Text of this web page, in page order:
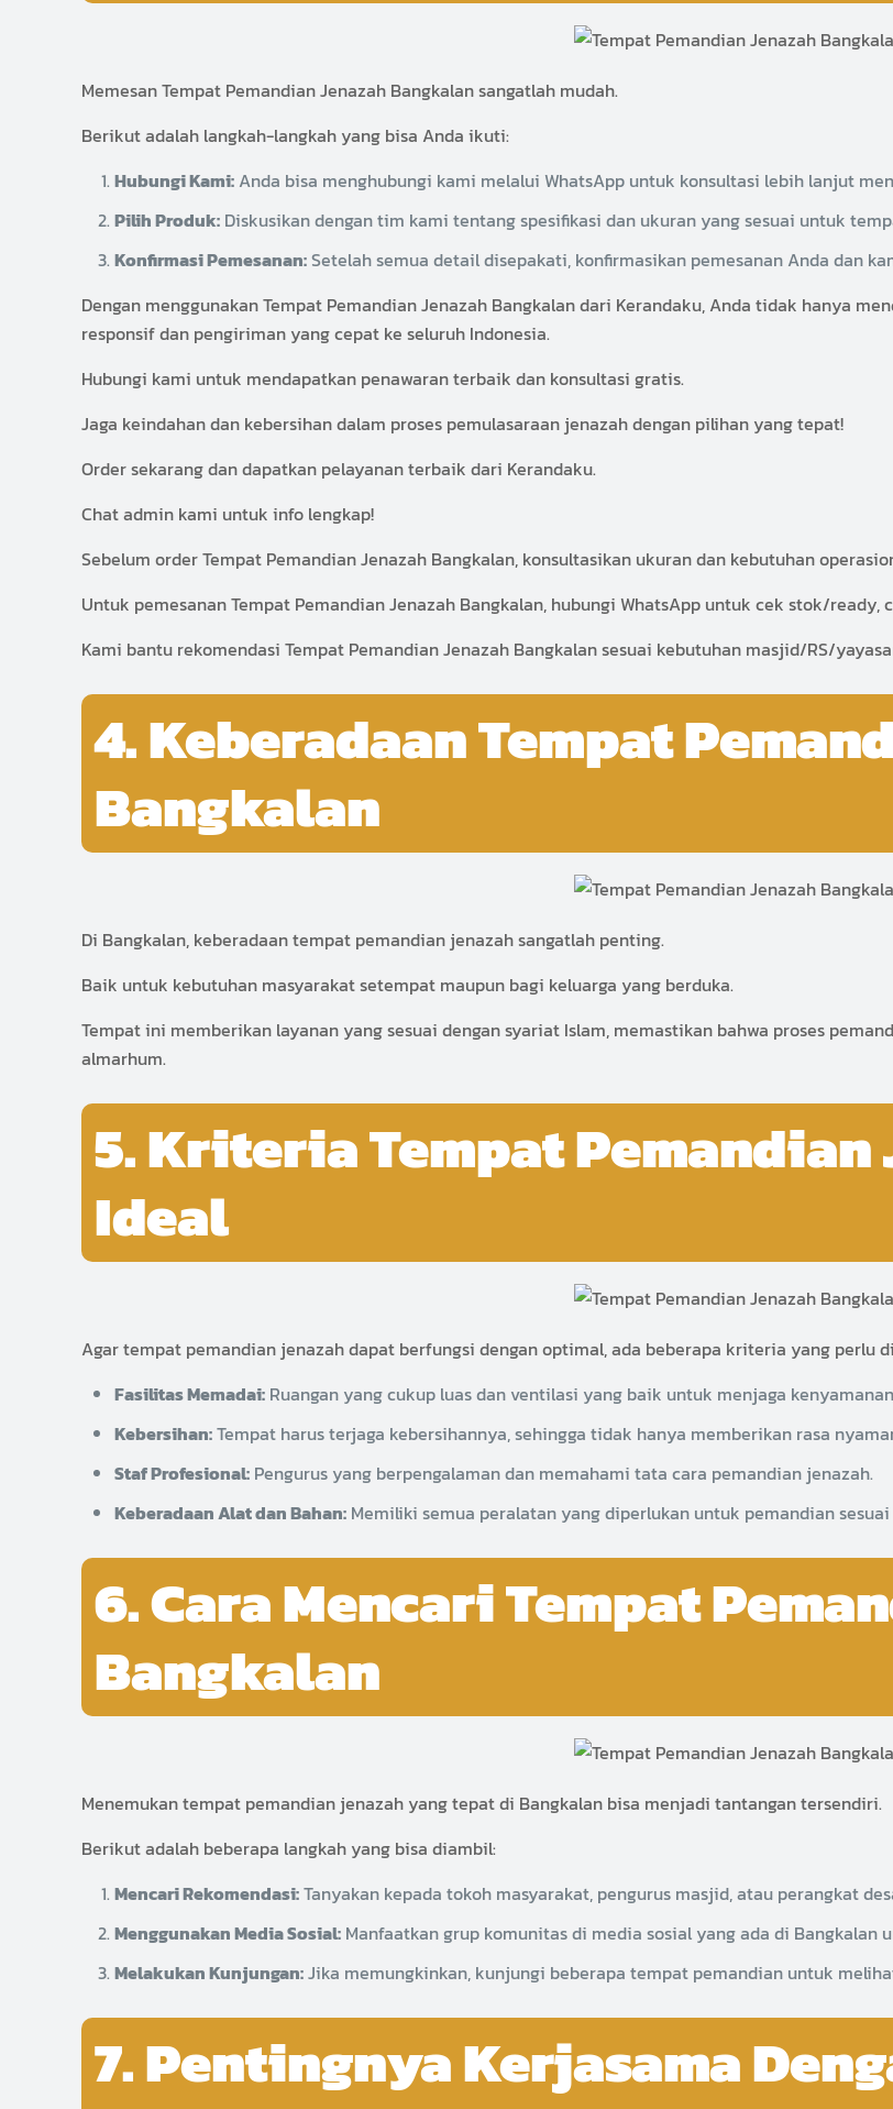
Memesan Tempat Pemandian Jenazah Bangkalan sangatlah mudah.
Berikut adalah langkah-langkah yang bisa Anda ikuti:
Hubungi Kami: Anda bisa menghubungi kami melalui WhatsApp untuk konsultasi lebih lanjut
Pilih Produk: Diskusikan dengan tim kami tentang spesifikasi dan ukuran yang sesuai untuk
Konfirmasi Pemesanan:Setelah semua detail disepakati, konfirmasikan pemesanan Anda dan
Dengan menggunakan Tempat Pemandian Jenazah Bangkalan dari Kerandaku, Anda tidak hanya
responsif dan pengiriman yang cepat ke seluruh Indonesia.
Hubungi kami untuk mendapatkan penawaran terbaik dan konsultasi gratis.
Jaga keindahan dan kebersihan dalam proses pemulasaraan jenazah dengan pilihan yang tepat!
Order sekarang dan dapatkan pelayanan terbaik dari Kerandaku.
Chat admin kami untuk info lengkap!
Sebelum order Tempat Pemandian Jenazah Bangkalan, konsultasikan ukuran dan kebutuhan
Untuk pemesanan Tempat Pemandian Jenazah Bangkalan, hubungi WhatsApp untuk cek stok/ready,
Kami bantu rekomendasi Tempat Pemandian Jenazah Bangkalan sesuai kebutuhan masjid/RS/
4. Keberadaan Tempat
Bangkalan
Di Bangkalan, keberadaan tempat pemandian jenazah sangatlah penting.
Baik untuk kebutuhan masyarakat setempat maupun bagi keluarga yang berduka.
Tempat ini memberikan layanan yang sesuai dengan syariat Islam, memastikan bahwa proses
almarhum.
5. Kriteria Tempat Pemandian
Ideal
Agar tempat pemandian jenazah dapat berfungsi dengan optimal, ada beberapa kriteria yang perlu
Fasilitas Memadai: Ruangan yang cukup luas dan ventilasi yang baik untuk menjaga
Kebersihan:Tempat harus terjaga kebersihannya, sehingga tidak hanya memberikan rasa
Staf Profesional: Pengurus yang berpengalaman dan memahami tata cara pemandian jenazah.
Keberadaan Alat dan Bahan: Memiliki semua peralatan yang diperlukan untuk pemandian
6. Cara Mencari Tempat
Bangkalan
Menemukan tempat pemandian jenazah yang tepat di Bangkalan bisa menjadi tantangan tersendiri.
Berikut adalah beberapa langkah yang bisa diambil:
Mencari Rekomendasi:Tanyakan kepada tokoh masyarakat, pengurus masjid, atau perangkat
Menggunakan Media Sosial: Manfaatkan grup komunitas di media sosial yang ada di Bangkalan
Melakukan Kunjungan:Jika memungkinkan, kunjungi beberapa tempat pemandian untuk
7. Pentingnya Kerjasama